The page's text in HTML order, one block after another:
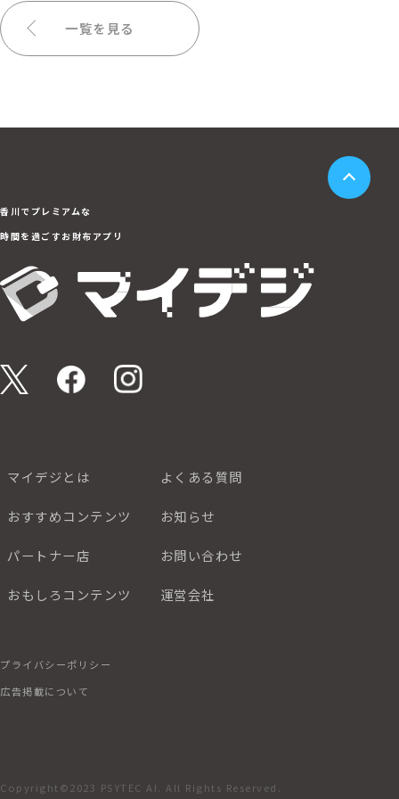
一覧を見る
香川でプレミアムな
時間を過ごすお財布アプリ
マイデジとは よくある質問
おすすめコンテンツ お知らせ
パートナー店 お問い合わせ
おもしろコンテンツ 運営会社
プライバシーポリシー
広告掲載について
Copyright©2023 PSYTEC AI. All Rights Reserved.